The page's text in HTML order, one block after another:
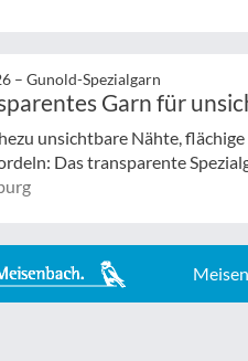
– Gunold-Spezialgarn
Garn für
unsichtbare Nähte,
Das transparente